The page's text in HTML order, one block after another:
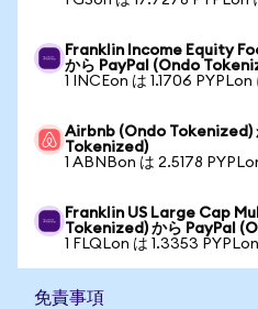
Franklin Income Equity
から PayPal (Ondo
1 INCEon は 1.1706 PYPLon
Airbnb (Ondo Tokenized)
Tokenized)
1 ABNBon は 2.5178
Franklin US Large Cap
Tokenized) から PayPal
1 FLQLon は 1.3353
免責事項